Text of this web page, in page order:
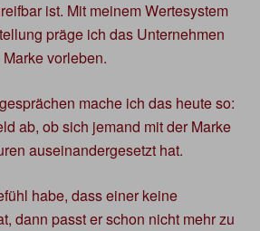
ist. Mit meinem Wertesystem
präge ich das Unternehmen
vorleben.
mache ich das heute so:
ab, ob sich jemand mit der Marke
auseinandergesetzt hat.
habe, dass einer keine
dann passt er schon nicht mehr zu